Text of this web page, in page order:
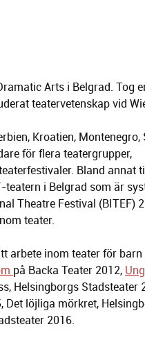
Arts i Belgrad. Tog
teatervetenskap vid
Kroatien, Montenegro,
för flera teatergrupper,
Bland annat
teatern i Belgrad som är
Theatre Festival (BITEF)
teater.
arbete inom teater för barn
på Backa Teater 2012,
Helsingborgs Stadsteater
Det löjliga mörkret,
2016.